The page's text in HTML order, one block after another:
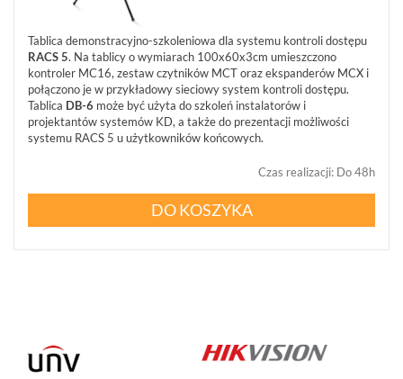
MOBILNE
BCS
MANAGER
ZESTAWY
WYPRZEDAŻ
(29)
PROMOCJE
Informacje
Tablica demonstracyjno-szkoleniowa dla systemu kontroli dostępu
RACS 5. Na tablicy o wymiarach 100x60x3cm umieszczono
kontroler MC16, zestaw czytników MCT oraz ekspanderów MCX i
połączono je w przykładowy sieciowy system kontroli dostępu.
Tablica DB-6 może być użyta do szkoleń instalatorów i
projektantów systemów KD, a także do prezentacji możliwości
systemu RACS 5 u użytkowników końcowych.
Czas realizacji: Do 48h
DO KOSZYKA